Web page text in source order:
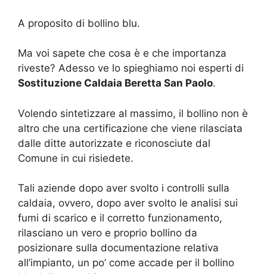
A proposito di bollino blu.
Ma voi sapete che cosa è e che importanza
riveste? Adesso ve lo spieghiamo noi esperti di
Sostituzione Caldaia Beretta San Paolo.
Volendo sintetizzare al massimo, il bollino non è
altro che una certificazione che viene rilasciata
dalle ditte autorizzate e riconosciute dal
Comune in cui risiedete.
Tali aziende dopo aver svolto i controlli sulla
caldaia, ovvero, dopo aver svolto le analisi sui
fumi di scarico e il corretto funzionamento,
rilasciano un vero e proprio bollino da
posizionare sulla documentazione relativa
all’impianto, un po’ come accade per il bollino